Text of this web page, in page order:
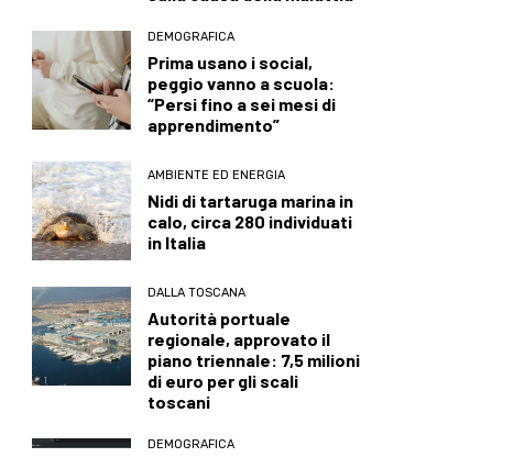
DEMOGRAFICA
Prima usano i social,
peggio vanno a scuola:
“Persi fino a sei mesi di
apprendimento”
AMBIENTE ED ENERGIA
Nidi di tartaruga marina in
calo, circa 280 individuati
in Italia
DALLA TOSCANA
Autorità portuale
regionale, approvato il
piano triennale: 7,5 milioni
di euro per gli scali
toscani
DEMOGRAFICA